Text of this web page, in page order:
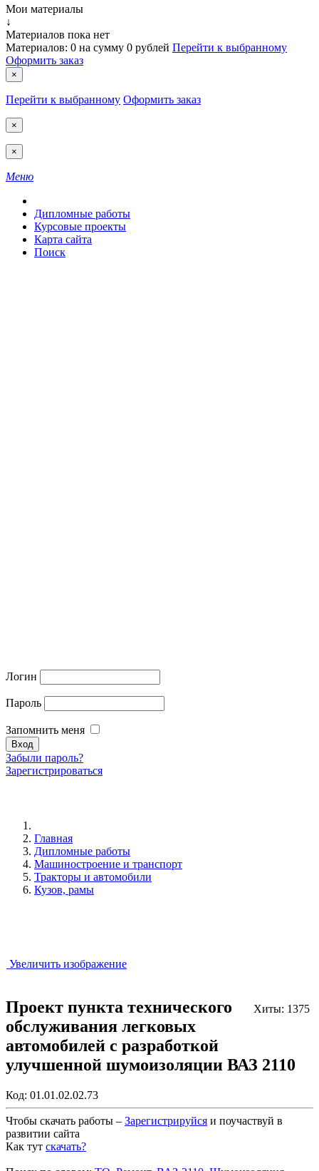
Мои материалы
↓
Материалов пока нет
Материалов: 0 на сумму 0 рублей Перейти к выбранному
Оформить заказ
×
Перейти к выбранному Оформить заказ
×
×
Меню
Дипломные работы
Курсовые проекты
Карта сайта
Поиск
Логин
Пароль
Запомнить меня
Забыли пароль?
Зарегистрироваться
Главная
Дипломные работы
Машиностроение и транспорт
Тракторы и автомобили
Кузов, рамы
Увеличить изображение
Хиты: 1375
Проект пункта технического
обслуживания легковых
автомобилей с разработкой
улучшенной шумоизоляции ВАЗ 2110
Код: 01.01.02.02.73
Чтобы скачать работы – Зарегистрируйся и поучаствуй в
развитии сайта
Как тут скачать?